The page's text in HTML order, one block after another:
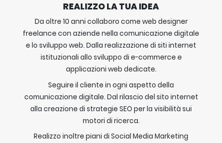
REALIZZO LA TUA IDEA
Da oltre 10 anni collaboro come web designer
freelance con aziende nella comunicazione digitale
e lo sviluppo web. Dalla realizzazione di siti internet
istituzionali allo sviluppo di e-commerce e
applicazioni web dedicate.
Seguire il cliente in ogni aspetto della
comunicazione digitale. Dal rilascio del sito internet
alla creazione di strategie SEO per la visibilità sui
motori di ricerca.
Realizzo inoltre piani di Social Media Marketing